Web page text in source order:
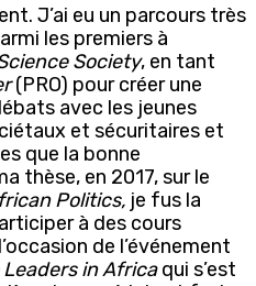
J’ai eu un parcours très
les premiers à
Society, en tant
(PRO) pour créer une
avec les jeunes
et sécuritaires et
que la bonne
thèse, en 2017, sur le
Politics, je fus la
à des cours
de l’événement
in Africaqui s’est